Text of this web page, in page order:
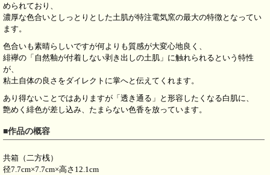
められており、
濃厚な色合いとしっとりとした土肌が特注電気窯の最大の特徴となってい
ます。
色合いも素晴らしいですが何よりも質感が大変心地良く、
緋襷の「自然釉が付着しない剥き出しの土肌」に触れられるという特性
が、
粘土自体の良さをダイレクトに掌へと伝えてくれます。
あり得ないことではありますが「透き通る」と形容したくなる白肌に、
艶めく緋色が差し込み、たまらない色香を放っています。
■作品の概容
共箱（二方桟）
径7.7cm×7.7cm×高さ12.1cm